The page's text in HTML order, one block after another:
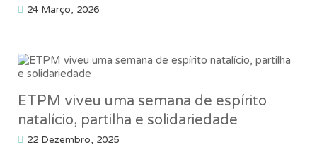
24 Março, 2026
ETPM viveu uma semana de espírito
natalício, partilha e solidariedade
22 Dezembro, 2025